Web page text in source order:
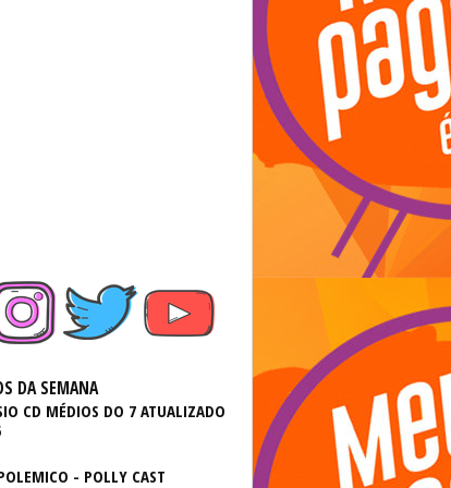
DA SEMANA
CD MÉDIOS DO 7 ATUALIZADO
- POLLY CAST